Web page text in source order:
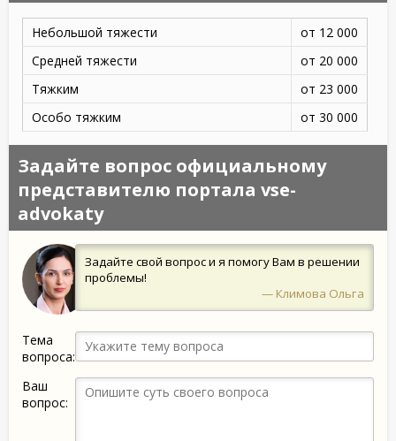
Небольшой тяжести
от 12 000
Средней тяжести
от 20 000
Тяжким
от 23 000
Особо тяжким
от 30 000
Задайте вопрос официальному
представителю портала vse-
advokaty
Задайте свой вопрос и я помогу Вам в решении
проблемы!
— Климова Ольга
Тема
вопроса:
Ваш
вопрос: